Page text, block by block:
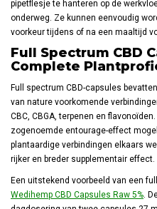
pipetflesje te hanteren op de
onderweg. Ze kunnen eenvoudig
voorkeur tijdens of na een maaltijd
Full Spectrum CBD
Complete
Full spectrum CBD-capsules
van nature voorkomende
CBC, CBGA, terpenen en
zogenoemde entourage-effect
plantaardige verbindingen elkaars
rijker en breder supplementair effect.
Een uitstekend voorbeeld van een
Wedihemp CBD Capsules Raw 5%.